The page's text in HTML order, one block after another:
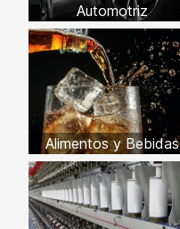
Automotriz
Alimentos y Bebidas